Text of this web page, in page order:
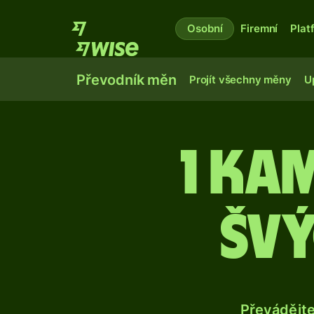
Osobní Firemní
Převodník měn Projít všechny měny
1